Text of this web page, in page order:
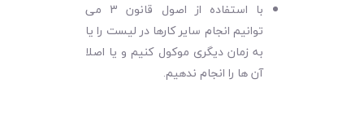
با استفاده از اصول قانون 3 می
توانیم انجام سایر کارها در لیست را یا
به زمان دیگری موکول کنیم و یا اصلا
آن ها را انجام ندهیم.